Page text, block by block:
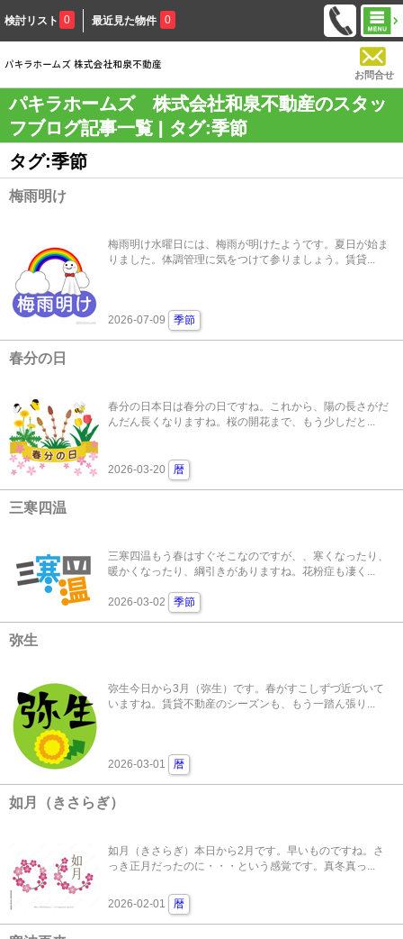
検討リスト 0 最近見た物件 0
お問合せ
パキラホームズ 株式会社和泉不動産のスタッ
フブログ記事一覧 | タグ:季節
タグ:季節
梅雨明け
梅雨明け水曜日には、梅雨が明けたようです。夏日が始ま
りました。体調管理に気をつけて参りましょう。賃貸...
2026-07-09 季節
春分の日
春分の日本日は春分の日ですね。これから、陽の長さがだ
んだん長くなりますね。桜の開花まで、もう少しだと...
2026-03-20 暦
三寒四温
三寒四温もう春はすぐそこなのですが、、寒くなったり、
暖かくなったり、綱引きがありますね。花粉症も凄く...
2026-03-02 季節
弥生
弥生今日から3月（弥生）です。春がすこしずづ近づいて
いますね。賃貸不動産のシーズンも、もう一踏ん張り...
2026-03-01 暦
如月（きさらぎ）
如月（きさらぎ）本日から2月です。早いものですね。さ
っき正月だったのに・・・という感覚です。真冬真っ...
2026-02-01 暦